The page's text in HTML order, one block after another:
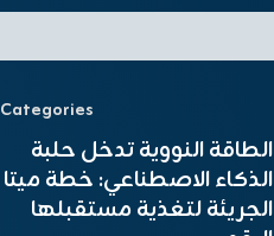
Categories
الطاقة النووية تدخل حلبة
الذكاء الاصطناعي: خطة ميتا
الجريئة لتغذية مستقبلها